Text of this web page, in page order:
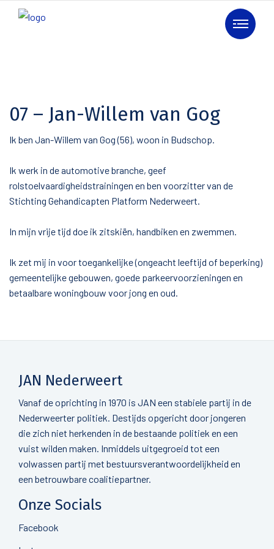
07 – Jan-Willem van Gog
Ik ben Jan-Willem van Gog (56), woon in Budschop.
Ik werk in de automotive branche, geef
rolstoelvaardigheidstrainingen en ben voorzitter van de
Stichting Gehandicapten Platform Nederweert.
In mijn vrije tijd doe ik zitskiën, handbiken en zwemmen.
Ik zet mij in voor toegankelijke (ongeacht leeftijd of beperking)
gemeentelijke gebouwen, goede parkeervoorzieningen en
betaalbare woningbouw voor jong en oud.
JAN Nederweert
Vanaf de oprichting in 1970 is JAN een stabiele partij in de
Nederweerter politiek. Destijds opgericht door jongeren
die zich niet herkenden in de bestaande politiek en een
vuist wilden maken. Inmiddels uitgegroeid tot een
volwassen partij met bestuursverantwoordelijkheid en
een betrouwbare coalitiepartner.
Onze Socials
Facebook